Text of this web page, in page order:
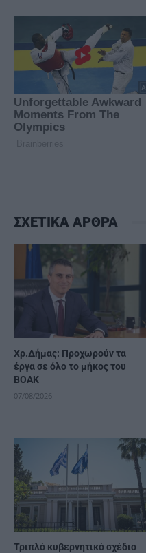
ΣΧΕΤΙΚΑ ΑΡΘΡΑ
Χρ.Δήμας: Προχωρούν τα
έργα σε όλο το μήκος του
ΒΟΑΚ
07/08/2026
Τριπλό κυβερνητικό σχέδιο